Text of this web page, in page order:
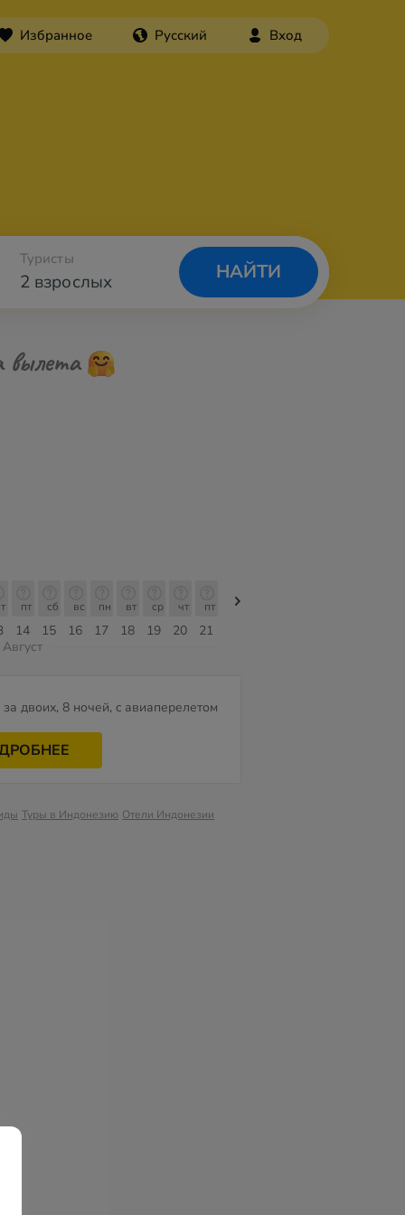
Избранное Русский Вход
2 взрослых
Туристы
НАЙТИ
вылета
14
пт
15
сб
16
вс
17
пн
18
вт
19
ср
20
чт
21
пт
Август
за двоих, 8 ночей, c авиаперелетом
Туры в Индонезию Отели Индонезии